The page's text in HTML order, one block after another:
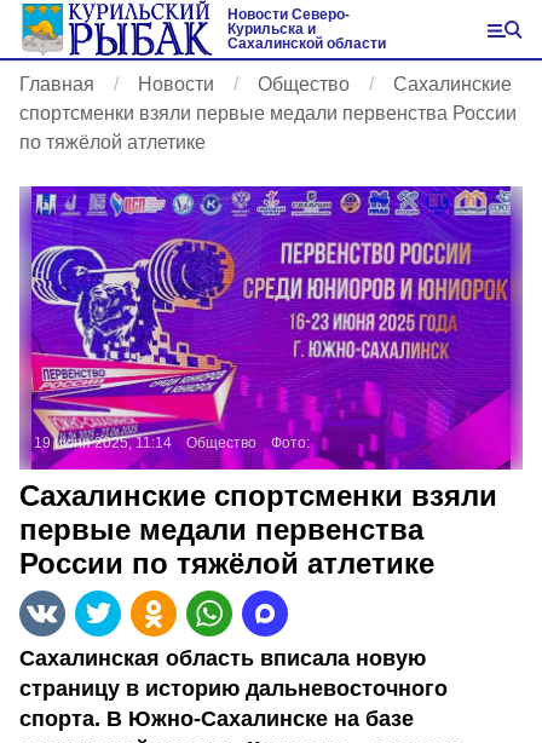
Новости Северо-
Курильска и
Сахалинской области
Главная Новости Общество
Сахалинские
спортсменки взяли первые медали первенства России
по тяжёлой атлетике
19 июня 2025, 11:14 Общество Фото:
Сахалинские спортсменки взяли
первые медали первенства
России по тяжёлой атлетике
Сахалинская область вписала новую
страницу в историю дальневосточного
спорта. В Южно-Сахалинске на базе